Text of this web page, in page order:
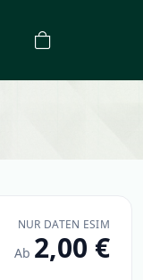
NUR DATEN ESIM
Ab 2,00 €